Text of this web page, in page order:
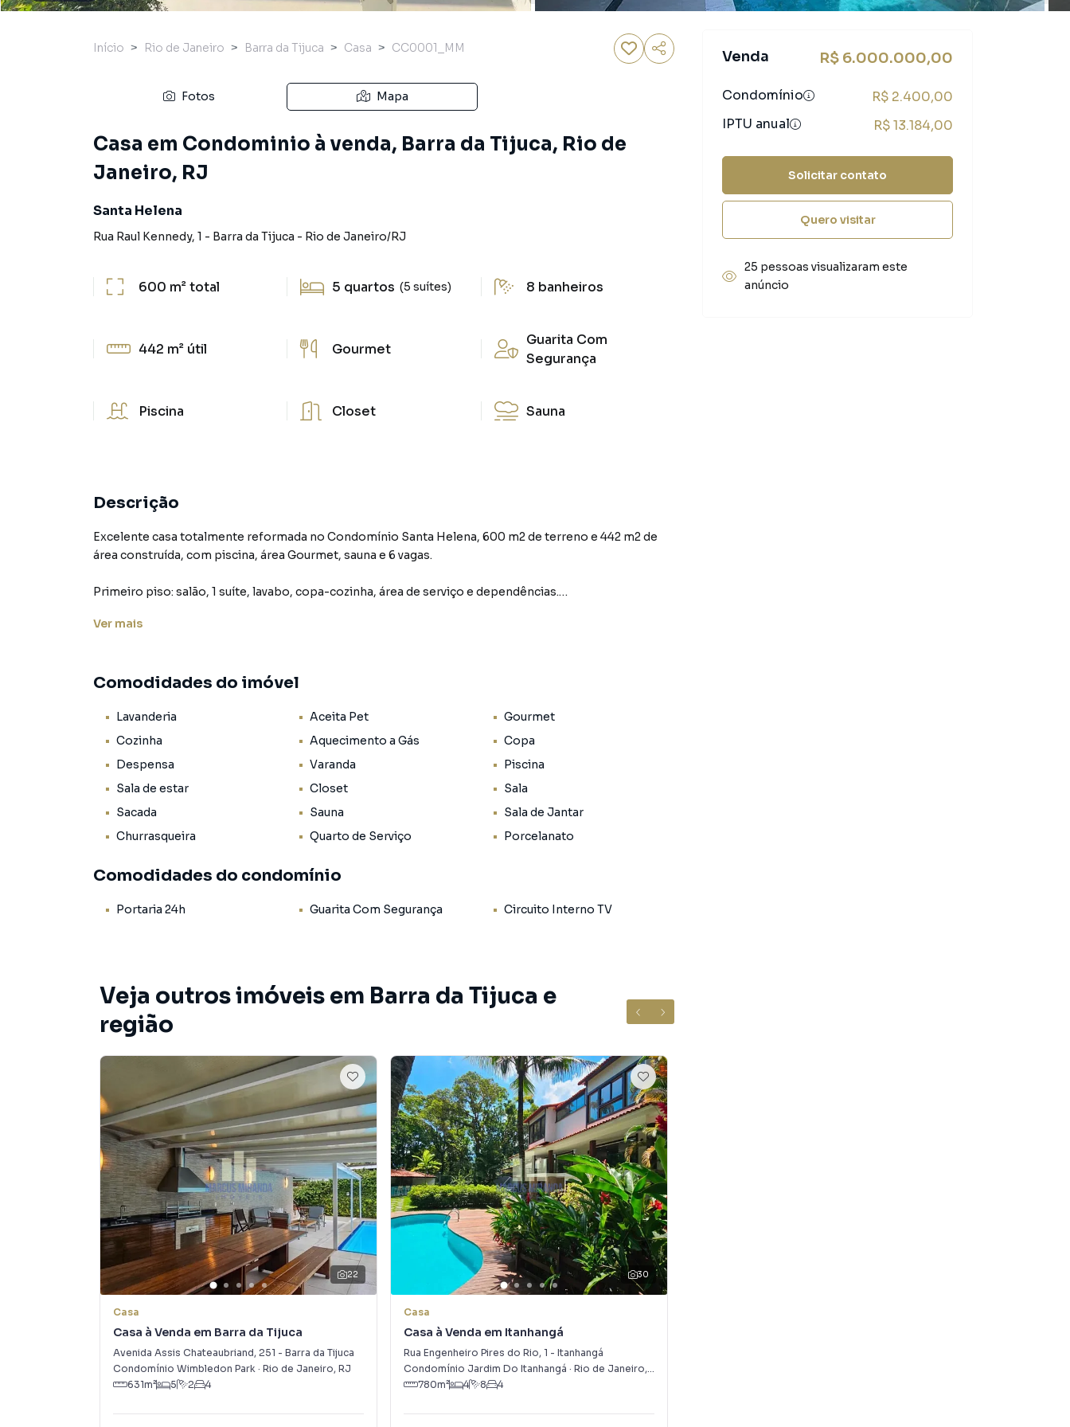
Início Rio de Janeiro Barra da Tijuca Casa CC0001_MM
Fotos Mapa
Casa em Condominio à venda, Barra da Tijuca, Rio de
Janeiro, RJ
Santa Helena
Rua Raul Kennedy, 1 - Barra da Tijuca - Rio de Janeiro/RJ
600 m²total 5 quartos (5 suítes) 8 banheiros
442 m² útil Gourmet
Guarita Com
Segurança
Piscina Closet Sauna
Descrição
Excelente casa totalmente reformada no Condomínio Santa Helena, 600 m2 de terreno e 442 m2 de
área construída, com piscina, área Gourmet, sauna e 6 vagas.
Primeiro piso: salão, 1 suíte, lavabo, copa-cozinha, área de serviço e dependências.
Segundo piso: 4 suítes com closet e varanda e banheiro social.
shopping. Rua tranquila com duas guaritas, próximo à praia e muito arborizada.
A Barra da Tijuca é um dos bairros mais nobres do Rio de Janeiro. Oferece as melhores opções de
lazer e entretenimento da cidade com diversos Shopping Centers, Parques, praças e 20 km de
belíssimas praias.
Ver mais
Comodidades do imóvel
Lavanderia Aceita Pet
Gourmet
Cozinha
Aquecimento a Gás
Copa
Despensa
Varanda
Piscina
Sala de estar
Closet
Sala
Sacada
Sauna
Sala de Jantar
Churrasqueira
Quarto de Serviço Porcelanato
Comodidades do condomínio
Portaria 24h Guarita Com Segurança Circuito Interno TV
Veja outros imóveis em Barra da Tijuca e
região
22
Casa
Casa à Venda em Barra da Tijuca
Avenida Assis Chateaubriand, 251 - Barra da Tijuca
Condomínio Wimbledon Park · Rio de Janeiro, RJ
631m² 5 2 4
30
Casa
Casa à Venda em Itanhangá
Rua Engenheiro Pires do Rio, 1 - Itanhangá
Condomínio Jardim Do Itanhangá · Rio de Janeiro, RJ
780m² 4 8 4
Venda R$ 6.000.000,00
Condomínio
R$ 2.400,00
IPTU anual
R$ 13.184,00
Solicitar contato
Quero visitar
25 pessoas visualizaram este
anúncio